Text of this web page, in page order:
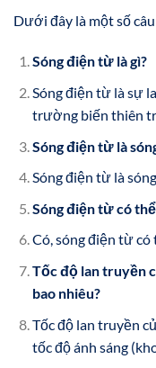
Dưới đây là một số
Sóng điện từ là gì?
Sóng điện từ là sự
trường biến thiên
Sóng điện từ là
Sóng điện từ là
Sóng điện từ có
Có, sóng điện từ
Tốc độ lan truyền
bao nhiêu?
Tốc độ lan truyền
tốc độ ánh sáng